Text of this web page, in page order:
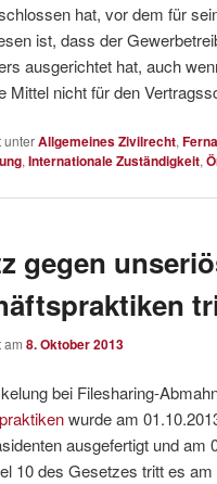
hat, vor dem für
ist, dass der
ausgerichtet hat, auch
Mittel nicht für den
unterAllgemeines Zivilrecht,
, Internationale Zuständigkeit,
gegen
am 8. Oktober 2013
bei Filesharing-
wurde am
ausgefertigt und am
10 des Gesetzes tritt es